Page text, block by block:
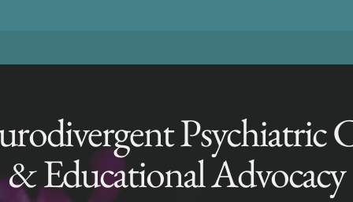
Psychiatric
& Educational Advocacy